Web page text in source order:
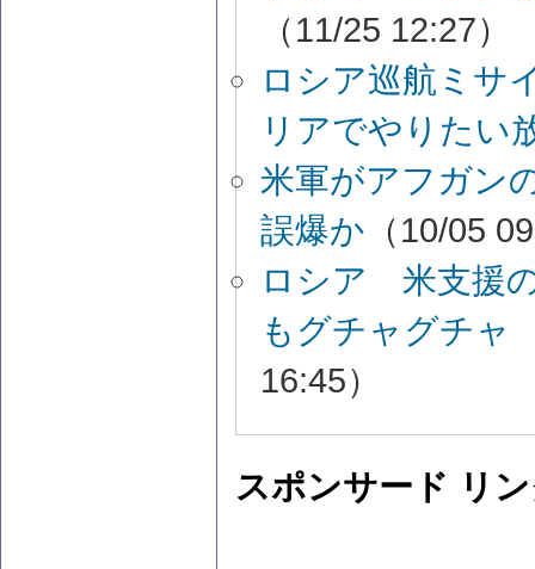
（11/25 12:27）
ロシア巡航ミサ
リアでやりたい
米軍がアフガン
誤爆か （10/05
ロシア 米支援
もグチャグチ
16:45）
スポンサード リ